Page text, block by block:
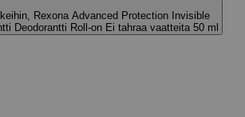
Rexona Advanced Protection Invisible
Deodorantti Roll-on Ei tahraa vaatteita 50 ml